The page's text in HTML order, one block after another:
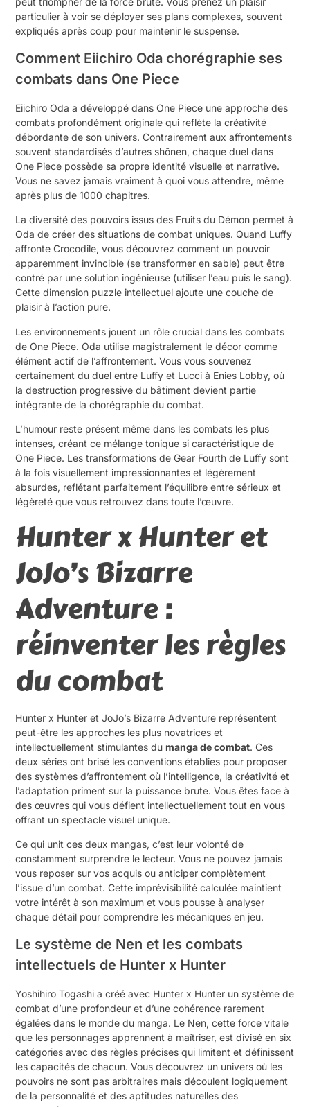
particulier à voir se déployer ses plans complexes, souvent
expliqués après coup pour maintenir le suspense.
Comment Eiichiro Oda chorégraphie ses
combats dans One Piece
Eiichiro Oda a développé dans One Piece une approche des
combats profondément originale qui reflète la créativité
débordante de son univers. Contrairement aux affrontements
souvent standardisés d’autres shōnen, chaque duel dans
One Piece possède sa propre identité visuelle et narrative.
Vous ne savez jamais vraiment à quoi vous attendre, même
après plus de 1000 chapitres.
La diversité des pouvoirs issus des Fruits du Démon permet à
Oda de créer des situations de combat uniques. Quand Luffy
affronte Crocodile, vous découvrez comment un pouvoir
apparemment invincible (se transformer en sable) peut être
contré par une solution ingénieuse (utiliser l’eau puis le sang).
Cette dimension puzzle intellectuel ajoute une couche de
plaisir à l’action pure.
Les environnements jouent un rôle crucial dans les combats
de One Piece. Oda utilise magistralement le décor comme
élément actif de l’affrontement. Vous vous souvenez
certainement du duel entre Luffy et Lucci à Enies Lobby, où
la destruction progressive du bâtiment devient partie
intégrante de la chorégraphie du combat.
L’humour reste présent même dans les combats les plus
intenses, créant ce mélange tonique si caractéristique de
One Piece. Les transformations de Gear Fourth de Luffy sont
à la fois visuellement impressionnantes et légèrement
absurdes, reflétant parfaitement l’équilibre entre sérieux et
légèreté que vous retrouvez dans toute l’œuvre.
Hunter x Hunter et
JoJo’s Bizarre
Adventure :
réinventer les règles
du combat
Hunter x Hunter et JoJo’s Bizarre Adventure représentent
peut-être les approches les plus novatrices et
intellectuellement stimulantes dumanga de combat. Ces
deux séries ont brisé les conventions établies pour proposer
des systèmes d’affrontement où l’intelligence, la créativité et
l’adaptation priment sur la puissance brute. Vous êtes face à
des œuvres qui vous défient intellectuellement tout en vous
offrant un spectacle visuel unique.
Ce qui unit ces deux mangas, c’est leur volonté de
constamment surprendre le lecteur. Vous ne pouvez jamais
vous reposer sur vos acquis ou anticiper complètement
l’issue d’un combat. Cette imprévisibilité calculée maintient
votre intérêt à son maximum et vous pousse à analyser
chaque détail pour comprendre les mécaniques en jeu.
Le système de Nen et les combats
intellectuels de Hunter x Hunter
Yoshihiro Togashi a créé avec Hunter x Hunter un système de
combat d’une profondeur et d’une cohérence rarement
égalées dans le monde du manga. Le Nen, cette force vitale
que les personnages apprennent à maîtriser, est divisé en six
catégories avec des règles précises qui limitent et définissent
les capacités de chacun. Vous découvrez un univers où les
pouvoirs ne sont pas arbitraires mais découlent logiquement
de la personnalité et des aptitudes naturelles des